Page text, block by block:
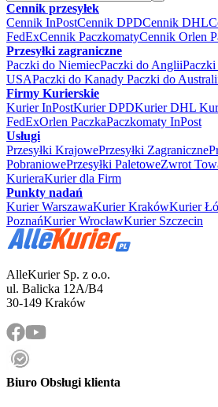
Cennik przesyłek
Cennik InPostCennik DPDCennik DHL
FedExCennik PaczkomatyCennik Orlen
Przesyłki zagraniczne
Paczki do NiemiecPaczki do Anglii
USAPaczki do Kanady Paczki do
Firmy Kurierskie
Kurier InPostKurier DPDKurier DHL
FedExOrlen PaczkaPaczkomaty InPost
Usługi
Przesyłki KrajowePrzesyłki Zagraniczne
PobraniowePrzesyłki PaletoweZwrot
KurieraKurier dla Firm
Punkty nadań
Kurier WarszawaKurier KrakówKurier
PoznańKurier WrocławKurier Szczecin
AlleKurier Sp. z o.o.
ul. Balicka 12A/B4
30-149 Kraków
Biuro Obsługi klienta